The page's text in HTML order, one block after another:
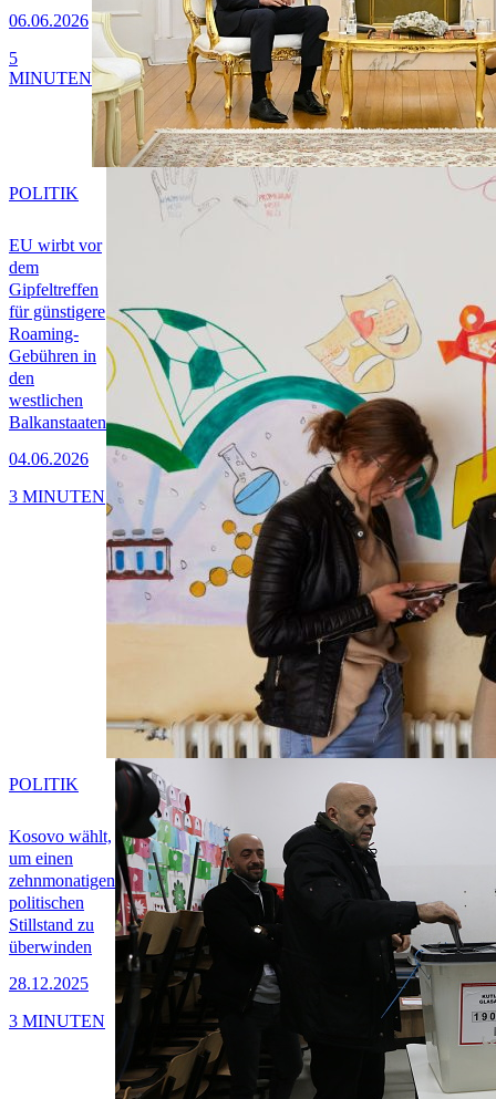
06.06.2026
5
MINUTEN
EU wirbt vor
dem
Gipfeltreffen
für günstigere
Roaming-
Gebühren in
den
westlichen
Balkanstaaten
04.06.2026
POLITIK
3 MINUTEN
Kosovo wählt,
um einen
zehnmonatigen
politischen
Stillstand zu
überwinden
28.12.2025
POLITIK
3 MINUTEN